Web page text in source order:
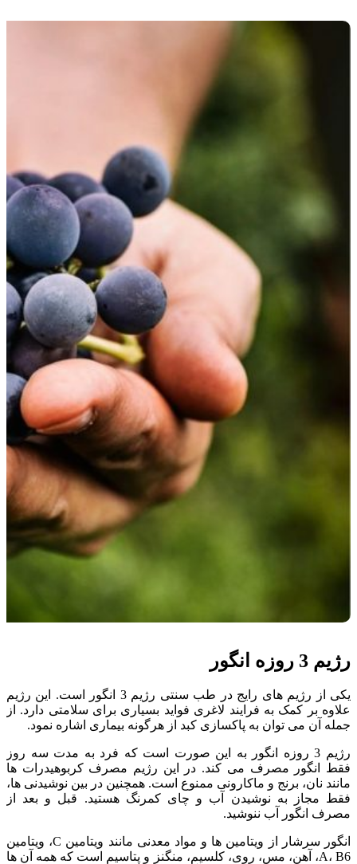
رژیم 3 روزه انگور
یکی از رژیم های رایج در طب سنتی رژیم 3 انگور است. این رژیم
علاوه بر کمک به فرایند لاغری فواید بسیاری برای سلامتی دارد. از
جمله آن می توان به پاکسازی کبد از هرگونه بیماری اشاره نمود.
رژیم 3 روزه انگور به این صورت است که فرد به مدت سه روز
فقط انگور مصرف می کند. در این رژیم مصرف کربوهیدرات ها
مانند نان، برنج و ماکارونی ممنوع است. همچنین در بین نوشیدنی ها،
فقط مجاز به نوشیدن آب و چای کمرنگ هستید. قبل و بعد از
مصرف انگور آب ننوشید.
انگور سرشار از ویتامین ها و مواد معدنی مانند ویتامین C، ویتامین
A، B6، آهن، مس، روی، کلسیم، منگنز و پتاسیم است که همه آن ها